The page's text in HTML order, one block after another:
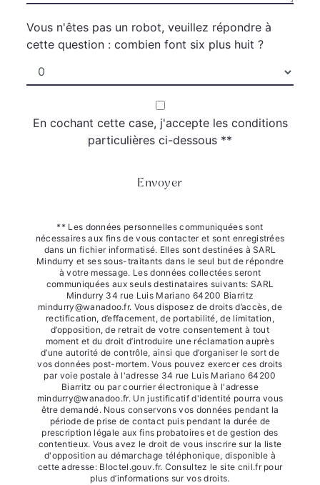
Vous n'êtes pas un robot, veuillez répondre à
cette question : combien font six plus huit ?
En cochant cette case, j'accepte les conditions
particulières ci-dessous **
Envoyer
** Les données personnelles communiquées sont
nécessaires aux fins de vous contacter et sont enregistrées
dans un fichier informatisé. Elles sont destinées à SARL
Mindurry et ses sous-traitants dans le seul but de répondre
à votre message. Les données collectées seront
communiquées aux seuls destinataires suivants: SARL
Mindurry 34 rue Luis Mariano 64200 Biarritz
mindurry@wanadoo.fr. Vous disposez de droits d’accès, de
rectification, d’effacement, de portabilité, de limitation,
d’opposition, de retrait de votre consentement à tout
moment et du droit d’introduire une réclamation auprès
d’une autorité de contrôle, ainsi que d’organiser le sort de
vos données post-mortem. Vous pouvez exercer ces droits
par voie postale à l'adresse 34 rue Luis Mariano 64200
Biarritz ou par courrier électronique à l'adresse
mindurry@wanadoo.fr. Un justificatif d'identité pourra vous
être demandé. Nous conservons vos données pendant la
période de prise de contact puis pendant la durée de
prescription légale aux fins probatoires et de gestion des
contentieux. Vous avez le droit de vous inscrire sur la liste
d'opposition au démarchage téléphonique, disponible à
cette adresse: Bloctel.gouv.fr. Consultez le site cnil.fr pour
plus d’informations sur vos droits.